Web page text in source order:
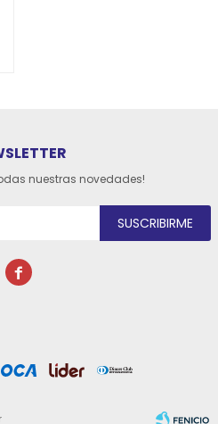
nuestras novedades!
SUSCRIBIRME
